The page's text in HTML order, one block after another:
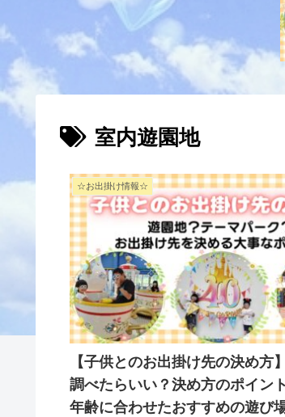
室内遊園地
☆お出掛け情報☆
【子供とのお出掛け先の決め方
調べたらいい？決め方のポイン
年齢に合わせたおすすめの遊び